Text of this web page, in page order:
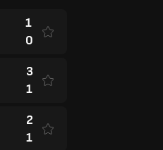
1
0
3
1
2
1